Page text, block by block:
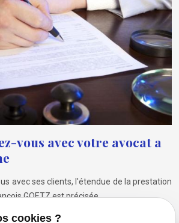
vous avec votre avocat a
avec ses clients, l'étendue de la prestation
GOETZ est précisée.
ou traitement complet d'un dossier en
cookies ?